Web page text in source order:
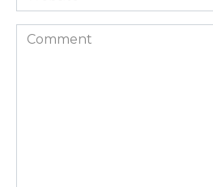
Comment